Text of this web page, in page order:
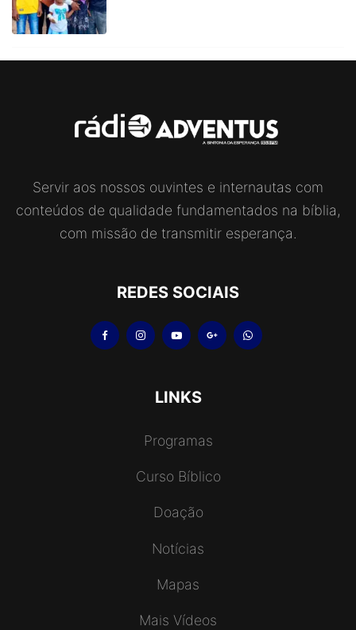
Servir aos nossos ouvintes e internautas com
conteúdos de qualidade fundamentados na bíblia,
com missão de transmitir esperança.
REDES SOCIAIS
LINKS
Programas
Curso Bíblico
Doação
Notícias
Mapas
Mais Vídeos